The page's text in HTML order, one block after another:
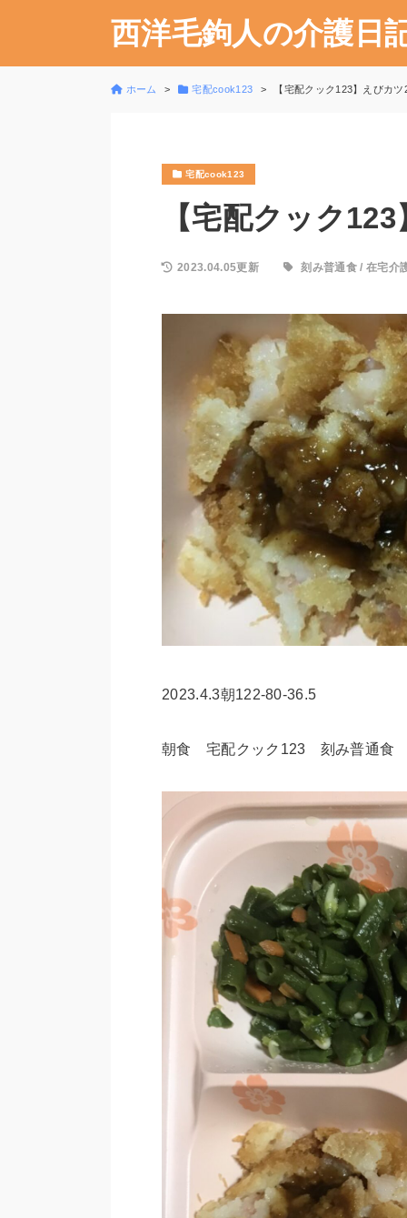
西洋毛鉤人の介護日
ホーム 宅配cook123 【宅配クック123】えびカ
宅配cook123
【宅配クック
2023.04.05更新 刻み普通食 /在宅介
2023.4.3朝122-80-36.5
朝食 宅配クック123 刻み普通食